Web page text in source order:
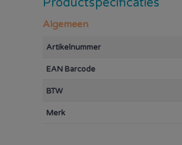
Productspecificaties
Algemeen
Artikelnummer
EAN Barcode
BTW
Merk